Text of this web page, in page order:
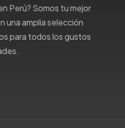
Perú? Somos tu mejor
una amplia selección
para todos los gustos